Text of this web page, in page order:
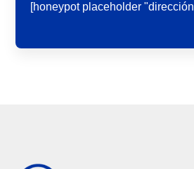
[honeypot placeholder